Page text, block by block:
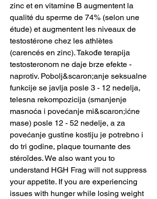
zinc et en vitamine B augmentent la
qualité du sperme de 74% (selon une
étude) et augmentent les niveaux de
testostérone chez les athlètes
(carencés en zinc). Takođe terapija
testosteronom ne daje brze efekte -
naprotiv. Pobolj&scaron;anje seksualne
funkcije se javlja posle 3 - 12 nedelja,
telesna rekompozicija (smanjenje
masnoća i povećanje mi&scaron;ićne
mase) posle 12 - 52 nedelje, a za
povećanje gustine kostiju je potrebno i
do tri godine, plaque tournante des
stéroïdes. We also want you to
understand HGH Frag will not suppress
your appetite. If you are experiencing
issues with hunger while losing weight